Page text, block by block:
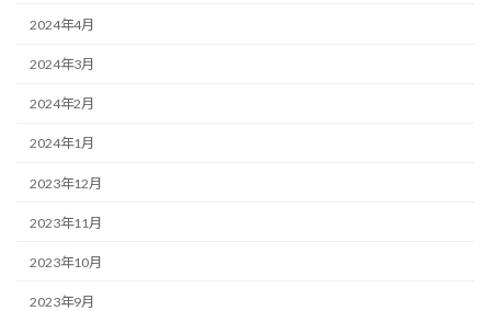
2024年4月
2024年3月
2024年2月
2024年1月
2023年12月
2023年11月
2023年10月
2023年9月